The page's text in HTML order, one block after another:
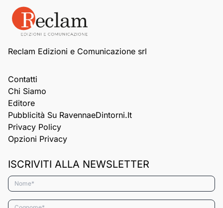
Reclam Edizioni e Comunicazione srl
Contatti
Chi Siamo
Editore
Pubblicità Su RavennaeDintorni.it
Privacy Policy
Opzioni Privacy
ISCRIVITI ALLA NEWSLETTER
Nome*
Cognome*